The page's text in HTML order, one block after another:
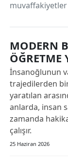
MODERN
ÖĞRETME
İnsanoğlunun
trajedilerden
yaratılan
anlarda, insan
zamanda
çalışır.
25 Haziran 2026